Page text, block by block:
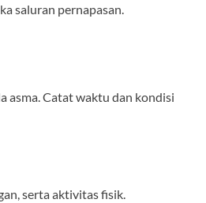
saluran pernapasan.
asma. Catat waktu dan kondisi
serta aktivitas fisik.